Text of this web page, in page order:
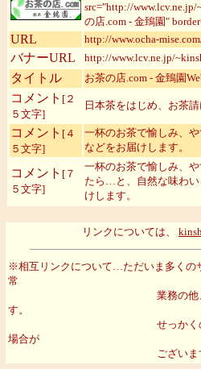
src="http://
の店.com - 金鵄園"
URL http://www.ocha-
バナーURL http://www.lcv.ne.jp/
タイトル お茶の店.com - 金鵄園
コメント [２
５文字]
日本茶をはじめ、お茶
コメント [４
５文字]
一杯のお茶で愉しみ、
などをお届けします。
コメント [７
５文字]
一杯のお茶で愉しみ、
たら…と、自然な味わ
けします。
リンクについては、
※相互リンクについて…ただいま多くの
常
業務の他、相互リンクの
す。
せっかくのお申し出のと
場合が
ございますのでご了承く